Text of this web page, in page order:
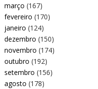
março (167)
fevereiro (170)
janeiro (124)
dezembro (150)
novembro (174)
outubro (192)
setembro (156)
agosto (178)